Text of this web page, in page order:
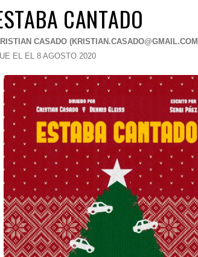
CANTADO
CASADO (KRISTIAN.CASADO@GMAIL.COM
EL EL 8 AGOSTO 2020